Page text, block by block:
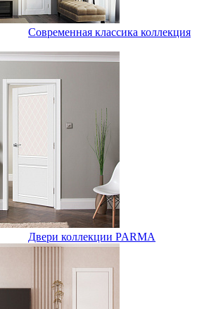
Современная классика коллекция
Двери коллекции PARMA